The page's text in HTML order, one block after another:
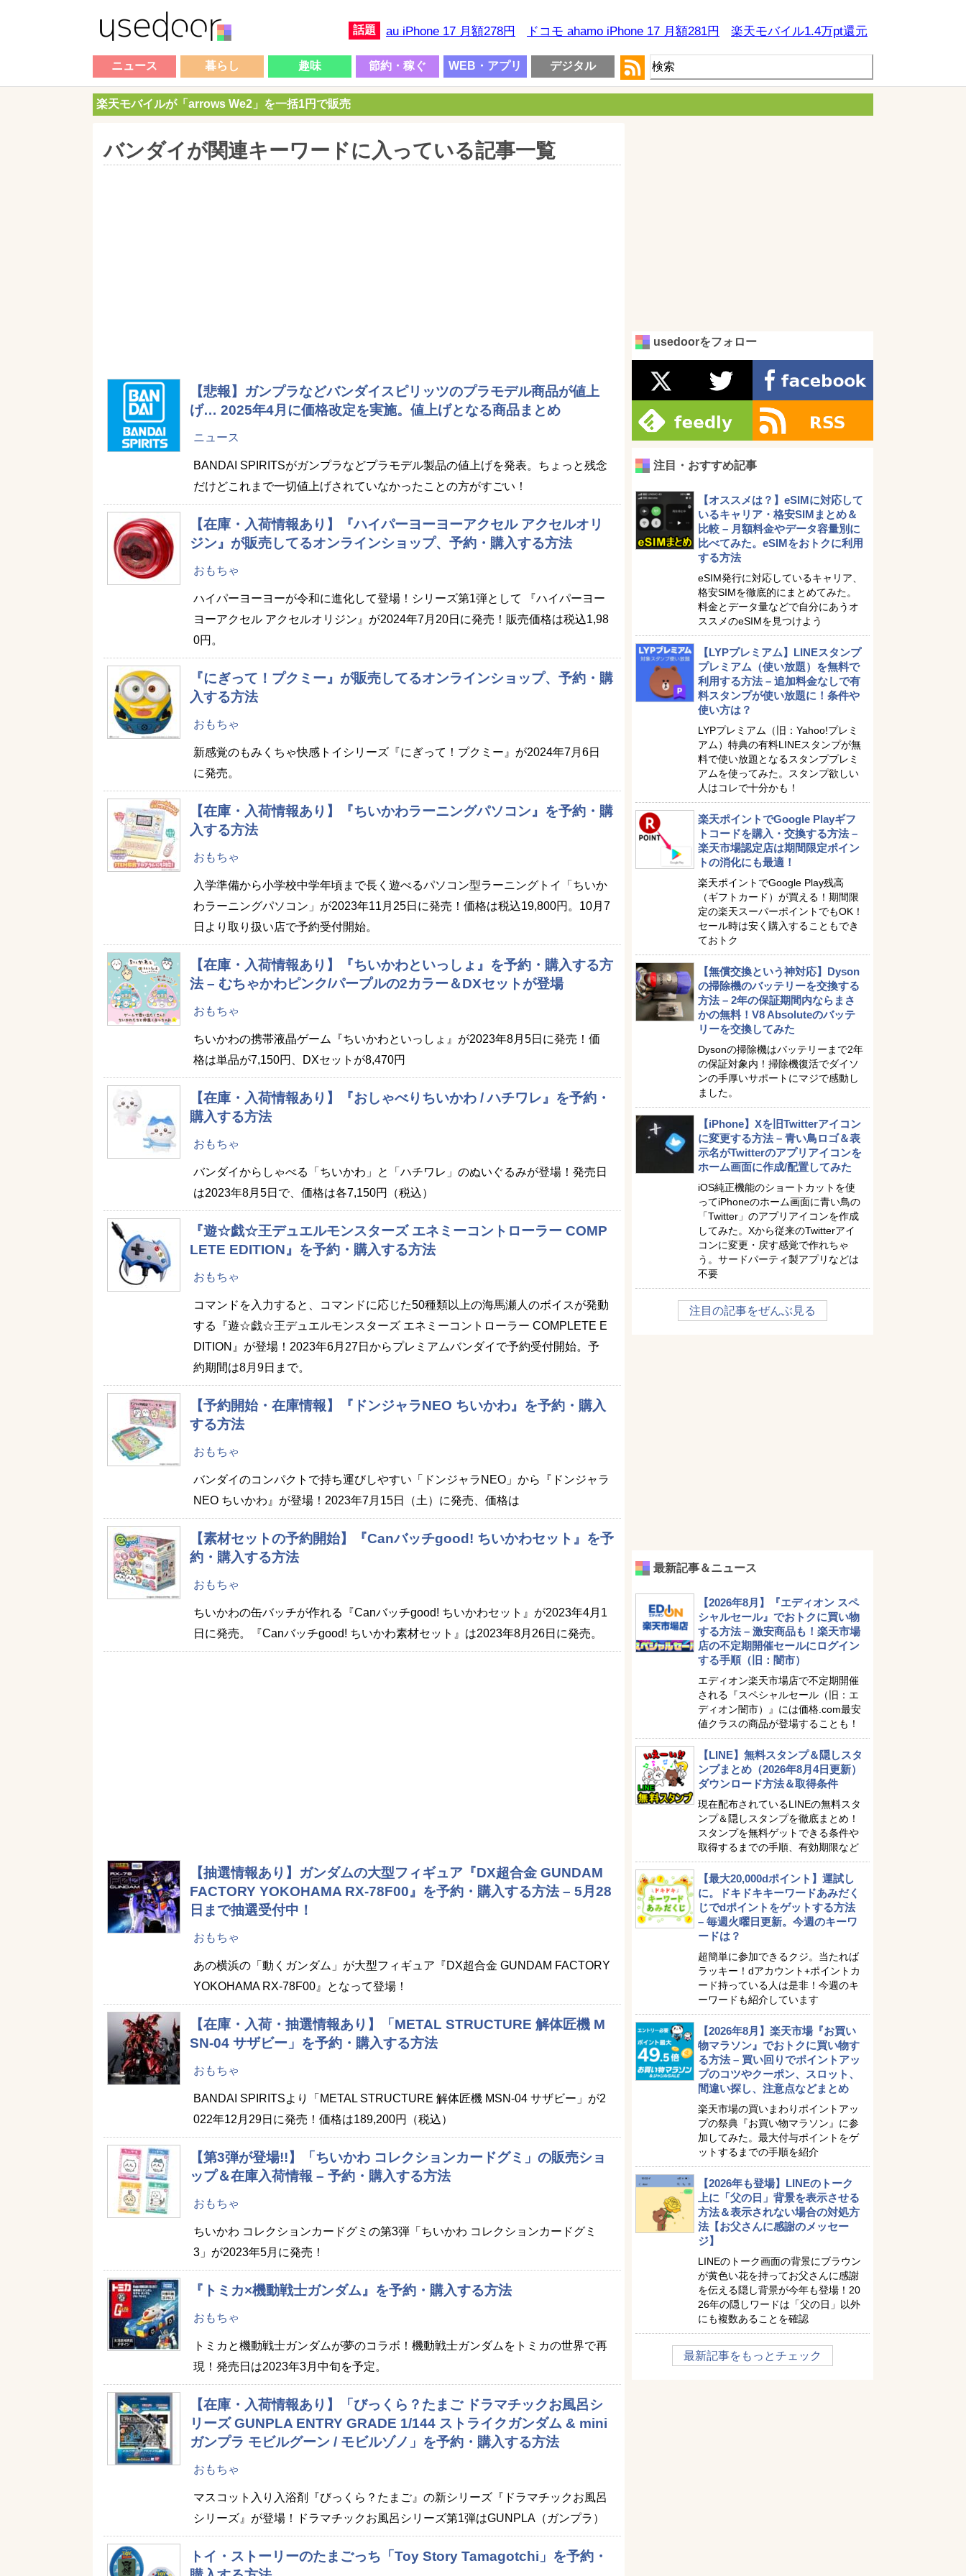
話題 au iPhone 17 月額278円 ドコモ ahamo iPhone 17 月額281円 楽天モバイル1.4万pt還元
ニュース 暮らし 趣味 節約・稼ぐ WEB・アプリ デジタル
楽天モバイルが「arrows We2」を一括1円で販売
バンダイが関連キーワードに入っている記事一覧
【悲報】ガンプラなどバンダイスピリッツのプラモデル商品が値上
げ… 2025年4月に価格改定を実施。値上げとなる商品まとめ
ニュース
BANDAI SPIRITSがガンプラなどプラモデル製品の値上げを発表。ちょっと残念
だけどこれまで一切値上げされていなかったことの方がすごい！
【在庫・入荷情報あり】『ハイパーヨーヨーアクセル アクセルオリ
ジン』が販売してるオンラインショップ、予約・購入する方法
おもちゃ
ハイパーヨーヨーが令和に進化して登場！シリーズ第1弾として 『ハイパーヨー
ヨーアクセル アクセルオリジン』が2024年7月20日に発売！販売価格は税込1,98
0円。
『にぎって！プクミー』が販売してるオンラインショップ、予約・購
入する方法
おもちゃ
新感覚のもみくちゃ快感トイシリーズ『にぎって！プクミー』が2024年7月6日
に発売。
【在庫・入荷情報あり】『ちいかわラーニングパソコン』を予約・購
入する方法
おもちゃ
入学準備から小学校中学年頃まで長く遊べるパソコン型ラーニングトイ「ちいか
わラーニングパソコン」が2023年11月25日に発売！価格は税込19,800円。10月7
日より取り扱い店で予約受付開始。
【在庫・入荷情報あり】『ちいかわといっしょ』を予約・購入する方
法 – むちゃかわピンク/パープルの2カラー＆DXセットが登場
おもちゃ
ちいかわの携帯液晶ゲーム『ちいかわといっしょ』が2023年8月5日に発売！価
格は単品が7,150円、DXセットが8,470円
【在庫・入荷情報あり】『おしゃべりちいかわ / ハチワレ』を予約・
購入する方法
おもちゃ
バンダイからしゃべる「ちいかわ」と「ハチワレ」のぬいぐるみが登場！発売日
は2023年8月5日で、価格は各7,150円（税込）
『遊☆戯☆王デュエルモンスターズ エネミーコントローラー COMP
LETE EDITION』を予約・購入する方法
おもちゃ
コマンドを入力すると、コマンドに応じた50種類以上の海馬瀬人のボイスが発動
する『遊☆戯☆王デュエルモンスターズ エネミーコントローラー COMPLETE E
DITION』が登場！2023年6月27日からプレミアムバンダイで予約受付開始。予
約期間は8月9日まで。
【予約開始・在庫情報】『ドンジャラNEO ちいかわ』を予約・購入
する方法
おもちゃ
バンダイのコンパクトで持ち運びしやすい「ドンジャラNEO」から『ドンジャラ
NEO ちいかわ』が登場！2023年7月15日（土）に発売、価格は
【素材セットの予約開始】『Canバッチgood! ちいかわセット』を予
約・購入する方法
おもちゃ
ちいかわの缶バッチが作れる『Canバッチgood! ちいかわセット』が2023年4月1
日に発売。『Canバッチgood! ちいかわ素材セット』は2023年8月26日に発売。
【抽選情報あり】ガンダムの大型フィギュア『DX超合金 GUNDAM
FACTORY YOKOHAMA RX-78F00』を予約・購入する方法 – 5月28
日まで抽選受付中！
おもちゃ
あの横浜の「動くガンダム」が大型フィギュア『DX超合金 GUNDAM FACTORY
YOKOHAMA RX-78F00』となって登場！
【在庫・入荷・抽選情報あり】「METAL STRUCTURE 解体匠機 M
SN-04 サザビー」を予約・購入する方法
おもちゃ
BANDAI SPIRITSより「METAL STRUCTURE 解体匠機 MSN-04 サザビー」が2
022年12月29日に発売！価格は189,200円（税込）
【第3弾が登場!!】「ちいかわ コレクションカードグミ」の販売ショ
ップ＆在庫入荷情報 – 予約・購入する方法
おもちゃ
ちいかわ コレクションカードグミの第3弾「ちいかわ コレクションカードグミ
3」が2023年5月に発売！
『トミカ×機動戦士ガンダム』を予約・購入する方法
おもちゃ
トミカと機動戦士ガンダムが夢のコラボ！機動戦士ガンダムをトミカの世界で再
現！発売日は2023年3月中旬を予定。
【在庫・入荷情報あり】「びっくら？たまご ドラマチックお風呂シ
リーズ GUNPLA ENTRY GRADE 1/144 ストライクガンダム & mini
ガンプラ モビルグーン / モビルゾノ」を予約・購入する方法
おもちゃ
マスコット入り入浴剤『びっくら？たまご』の新シリーズ『ドラマチックお風呂
シリーズ』が登場！ドラマチックお風呂シリーズ第1弾はGUNPLA（ガンプラ）
トイ・ストーリーのたまごっち「Toy Story Tamagotchi」を予約・
usedoorをフォロー
注目・おすすめ記事
【オススメは？】eSIMに対応して
いるキャリア・格安SIMまとめ＆
比較 – 月額料金やデータ容量別に
比べてみた。eSIMをおトクに利用
する方法
eSIM発行に対応しているキャリア、
格安SIMを徹底的にまとめてみた。
料金とデータ量などで自分にあうオ
ススメのeSIMを見つけよう
【LYPプレミアム】LINEスタンプ
プレミアム（使い放題）を無料で
利用する方法 – 追加料金なしで有
料スタンプが使い放題に！条件や
使い方は？
LYPプレミアム（旧：Yahoo!プレミ
アム）特典の有料LINEスタンプが無
料で使い放題となるスタンププレミ
アムを使ってみた。スタンプ欲しい
人はコレで十分かも！
楽天ポイントでGoogle Playギフ
トコードを購入・交換する方法 –
楽天市場認定店は期間限定ポイン
トの消化にも最適！
楽天ポイントでGoogle Play残高
（ギフトカード）が買える！期間限
定の楽天スーパーポイントでもOK！
セール時は安く購入することもでき
ておトク
【無償交換という神対応】Dyson
の掃除機のバッテリーを交換する
方法 – 2年の保証期間内ならまさ
かの無料！V8 Absoluteのバッテ
リーを交換してみた
Dysonの掃除機はバッテリーまで2年
の保証対象内！掃除機復活でダイソ
ンの手厚いサポートにマジで感動し
ました。
【iPhone】Xを旧Twitterアイコン
に変更する方法 – 青い鳥ロゴ＆表
示名がTwitterのアプリアイコンを
ホーム画面に作成/配置してみた
iOS純正機能のショートカットを使
ってiPhoneのホーム画面に青い鳥の
「Twitter」のアプリアイコンを作成
してみた。Xから従来のTwitterアイ
コンに変更・戻す感覚で作れちゃ
う。サードパーティ製アプリなどは
不要
注目の記事をぜんぶ見る
最新記事＆ニュース
【2026年8月】『エディオン スペ
シャルセール』でおトクに買い物
する方法 – 激安商品も！楽天市場
店の不定期開催セールにログイン
する手順（旧：闇市）
エディオン楽天市場店で不定期開催
される『スペシャルセール（旧：エ
ディオン闇市）』には価格.com最安
値クラスの商品が登場することも！
【LINE】無料スタンプ＆隠しスタ
ンプまとめ（2026年8月4日更新）
ダウンロード方法＆取得条件
現在配布されているLINEの無料スタ
ンプ＆隠しスタンプを徹底まとめ！
スタンプを無料ゲットできる条件や
取得するまでの手順、有効期限など
【最大20,000dポイント】運試し
に。ドキドキキーワードあみだく
じでdポイントをゲットする方法
– 毎週火曜日更新。今週のキーワ
ードは？
超簡単に参加できるクジ。当たれば
ラッキー！dアカウント+ポイントカ
ード持っている人は是非！今週のキ
ーワードも紹介しています
【2026年8月】楽天市場『お買い
物マラソン』でおトクに買い物す
る方法 – 買い回りでポイントアッ
プのコツやクーポン、スロット、
間違い探し、注意点などまとめ
楽天市場の買いまわりポイントアッ
プの祭典『お買い物マラソン』に参
加してみた。最大付与ポイントをゲ
ットするまでの手順を紹介
【2026年も登場】LINEのトーク
上に「父の日」背景を表示させる
方法＆表示されない場合の対処方
法【お父さんに感謝のメッセー
ジ】
LINEのトーク画面の背景にブラウン
が黄色い花を持ってお父さんに感謝
を伝える隠し背景が今年も登場！20
26年の隠しワードは「父の日」以外
にも複数あることを確認
最新記事をもっとチェック